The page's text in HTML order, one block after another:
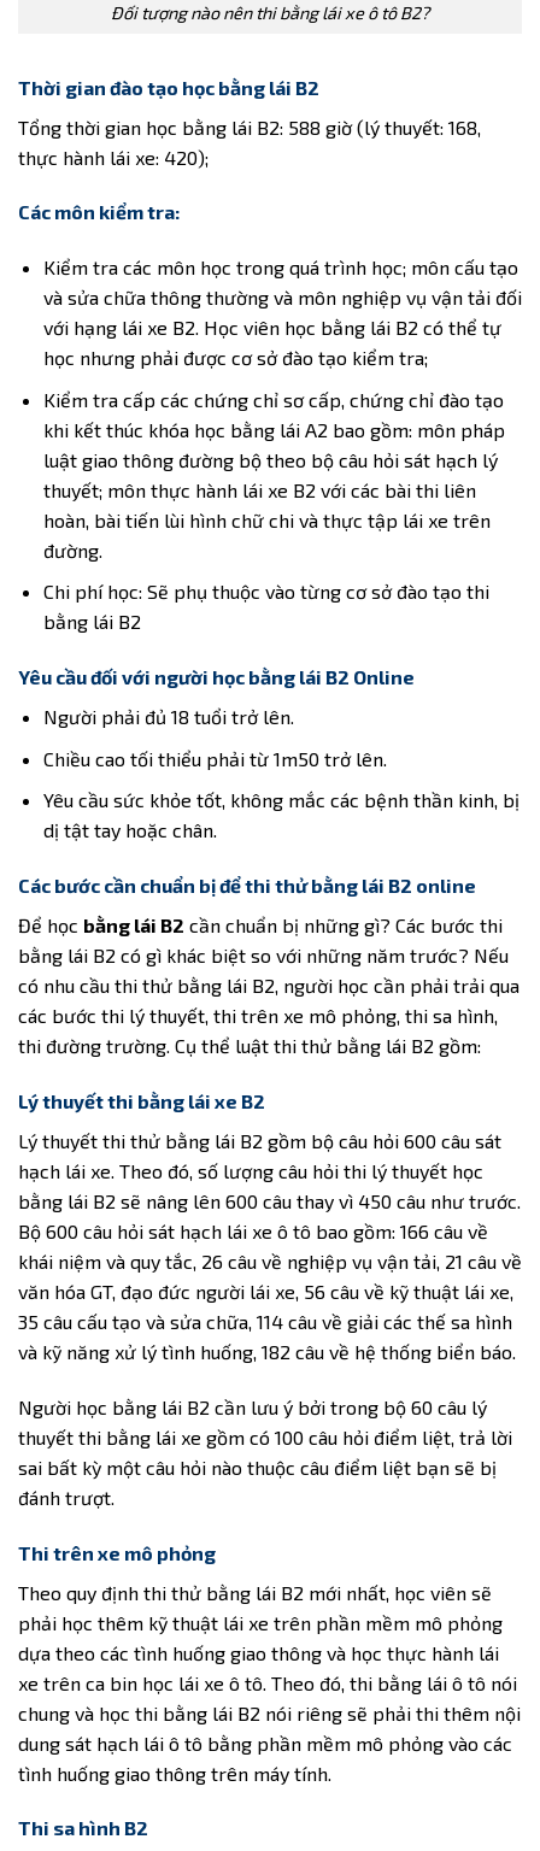
Đối tượng nào nên thi bằng lái xe ô tô B2?
Thời gian đào tạo học bằng lái B2
Tổng thời gian học bằng lái B2: 588 giờ (lý thuyết: 168,
thực hành lái xe: 420);
Các môn kiểm tra:
Kiểm tra các môn học trong quá trình học; môn cấu tạo
và sửa chữa thông thường và môn nghiệp vụ vận tải đối
với hạng lái xe B2. Học viên học bằng lái B2 có thể tự
học nhưng phải được cơ sở đào tạo kiểm tra;
Kiểm tra cấp các chứng chỉ sơ cấp, chứng chỉ đào tạo
khi kết thúc khóa học bằng lái A2 bao gồm: môn pháp
luật giao thông đường bộ theo bộ câu hỏi sát hạch lý
thuyết; môn thực hành lái xe B2 với các bài thi liên
hoàn, bài tiến lùi hình chữ chi và thực tập lái xe trên
đường.
Chi phí học: Sẽ phụ thuộc vào từng cơ sở đào tạo thi
bằng lái B2
Yêu cầu đối với người học bằng lái B2 Online
Người phải đủ 18 tuổi trở lên.
Chiều cao tối thiểu phải từ 1m50 trở lên.
Yêu cầu sức khỏe tốt, không mắc các bệnh thần kinh, bị
dị tật tay hoặc chân.
Các bước cần chuẩn bị để thi thử bằng lái B2 online
Để học bằng lái B2 cần chuẩn bị những gì? Các bước thi
bằng lái B2 có gì khác biệt so với những năm trước? Nếu
có nhu cầu thi thử bằng lái B2, người học cần phải trải qua
các bước thi lý thuyết, thi trên xe mô phỏng, thi sa hình,
thi đường trường. Cụ thể luật thi thử bằng lái B2 gồm:
Lý thuyết thi bằng lái xe B2
Lý thuyết thi thử bằng lái B2 gồm bộ câu hỏi 600 câu sát
hạch lái xe. Theo đó, số lượng câu hỏi thi lý thuyết học
bằng lái B2 sẽ nâng lên 600 câu thay vì 450 câu như trước.
Bộ 600 câu hỏi sát hạch lái xe ô tô bao gồm: 166 câu về
khái niệm và quy tắc, 26 câu về nghiệp vụ vận tải, 21 câu về
văn hóa GT, đạo đức người lái xe, 56 câu về kỹ thuật lái xe,
35 câu cấu tạo và sửa chữa, 114 câu về giải các thế sa hình
và kỹ năng xử lý tình huống, 182 câu về hệ thống biển báo.
Người học bằng lái B2 cần lưu ý bởi trong bộ 60 câu lý
thuyết thi bằng lái xe gồm có 100 câu hỏi điểm liệt, trả lời
sai bất kỳ một câu hỏi nào thuộc câu điểm liệt bạn sẽ bị
đánh trượt.
Thi trên xe mô phỏng
Theo quy định thi thử bằng lái B2 mới nhất, học viên sẽ
phải học thêm kỹ thuật lái xe trên phần mềm mô phỏng
dựa theo các tình huống giao thông và học thực hành lái
xe trên ca bin học lái xe ô tô. Theo đó, thi bằng lái ô tô nói
chung và học thi bằng lái B2 nói riêng sẽ phải thi thêm nội
dung sát hạch lái ô tô bằng phần mềm mô phỏng vào các
tình huống giao thông trên máy tính.
Thi sa hình B2